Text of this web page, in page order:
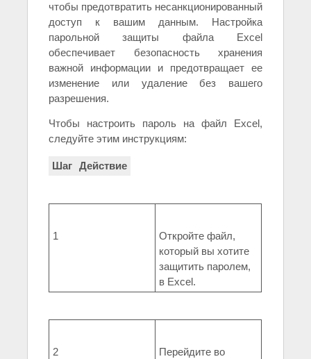
чтобы предотвратить несанкционированный
доступ к вашим данным. Настройка
парольной защиты файла Excel
обеспечивает безопасность хранения
важной информации и предотвращает ее
изменение или удаление без вашего
разрешения.
Чтобы настроить пароль на файл Excel,
следуйте этим инструкциям:
Шаг Действие
1
Откройте файл,
который вы хотите
защитить паролем,
в Excel.
2
Перейдите во